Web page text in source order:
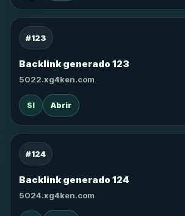
#123
Backlink generado 123
5022.xg4ken.com
SI Abrir
#124
Backlink generado 124
5024.xg4ken.com